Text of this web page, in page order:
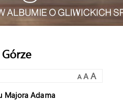
A A A
Majora Adama